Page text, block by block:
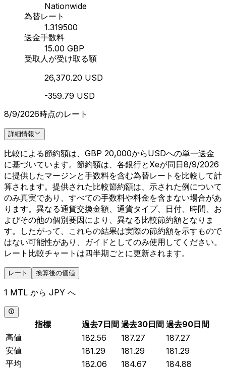
Nationwide
為替レート
1.319500
送金手数料
15.00 GBP
受取人が受け取る額
26,370.20 USD
-359.79 USD
8/9/2026時点のレート
詳細情報
比較による節約額は、GBP 20,000からUSDへの単一送金
に基づいています。節約額は、各銀行とXeが同日8/9/2026
に提供したマージンと手数料を含む為替レートを比較して計
算されます。提供された比較節約額は、示された例について
のみ真実であり、すべての手数料や料金を含まない場合があ
ります。異なる通貨交換金額、通貨タイプ、日付、時間、お
よびその他の個別要因により、異なる比較節約額となりま
す。したがって、これらの結果は実際の節約額を示すもので
はない可能性があり、ガイドとしてのみ使用してください。
レート比較チャートは四半期ごとに更新されます。
レート 換算後の価値
1 MTL から JPY へ
指標 過去7日間 過去30日間 過去90日間
高値
182.56 187.27
187.27
安値
181.29 181.29
181.29
平均
182.06 184.67
184.88